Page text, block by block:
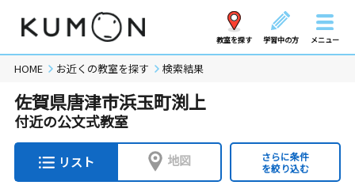
教室を探す 学習中の方 メニュー
HOME お近くの教室を探す 検索結果
佐賀県唐津市浜玉町渕上
付近の公文式教室
リスト 地図
さらに条件
を絞り込む